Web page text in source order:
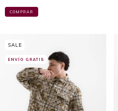
COMPRAR
ENVÍO GRATIS